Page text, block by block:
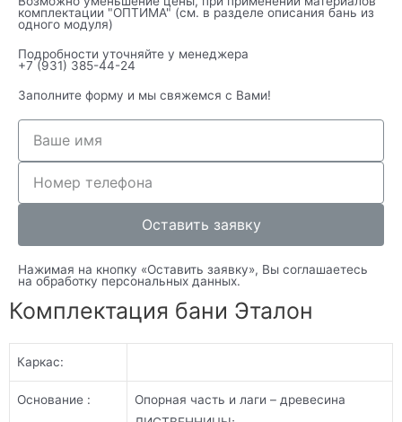
комплектации "ОПТИМА" (см. в разделе описания бань из
одного модуля)
Подробности уточняйте у менеджера
+7 (931) 385-44-24
Заполните форму и мы свяжемся с Вами!
Оставить заявку
Нажимая на кнопку «Оставить заявку», Вы соглашаетесь
на обработку персональных данных.
Комплектация бани Эталон
Каркас:
Основание :
Опорная часть и лаги – древесина